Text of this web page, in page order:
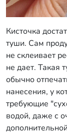
Кисточка
туши. Сам
не склеивает
не дает. Такая
обычно
нанесения, у
требующие
водой, даже с